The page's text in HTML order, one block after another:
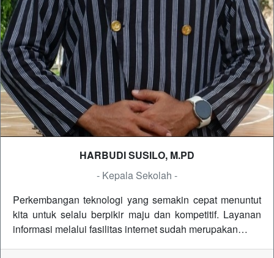
HARBUDI SUSILO, M.PD
- Kepala Sekolah -
Perkembangan teknologi yang semakin cepat menuntut
kita untuk selalu berpikir maju dan kompetitif. Layanan
informasi melalui fasilitas internet sudah merupakan…